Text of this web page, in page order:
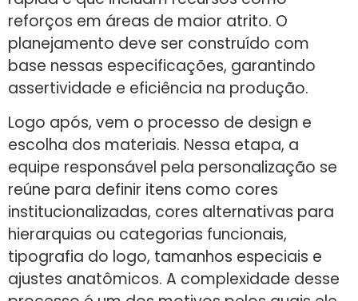
reforços em áreas de maior atrito. O
planejamento deve ser construído com
base nessas especificações, garantindo
assertividade e eficiência na produção.
Logo após, vem o processo de design e
escolha dos materiais. Nessa etapa, a
equipe responsável pela personalização se
reúne para definir itens como cores
institucionalizadas, cores alternativas para
hierarquias ou categorias funcionais,
tipografia do logo, tamanhos especiais e
ajustes anatômicos. A complexidade desse